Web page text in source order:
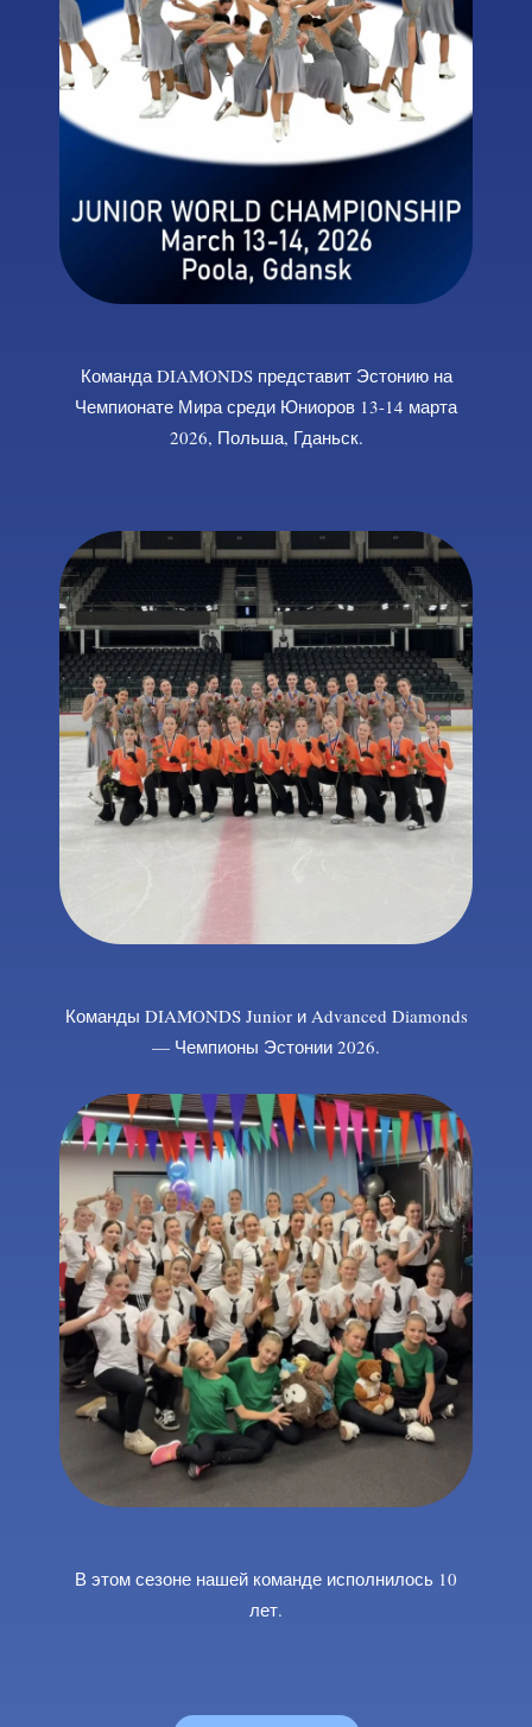
Команда DIAMONDS представит Эстонию на
Чемпионате Мира среди Юниоров 13-14 марта
2026, Польша, Гданьск.
Команды DIAMONDS Junior и Advanced Diamonds
— Чемпионы Эстонии 2026.
В этом сезоне нашей команде исполнилось 10
лет.